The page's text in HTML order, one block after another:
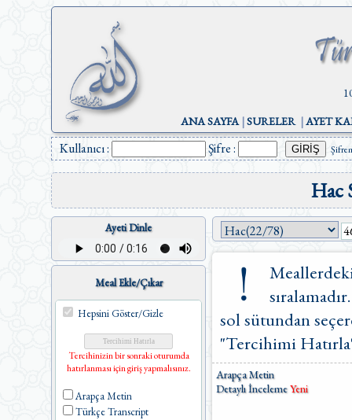
ANA SAYFA|SURELER|AYET
Kullanıcı : Şifre :
Hac
Ayeti Dinle
Meal Ekle/Çıkar
Hepsini Göster/Gizle
Tercihinizin bir sonraki oturumda
hatırlanması için giriş yapmalısınız.
Arapça Metin
Türkçe Transcript
sol sütundan
"Tercihimi
Arapça Metin
Detaylı İncelemeYeni